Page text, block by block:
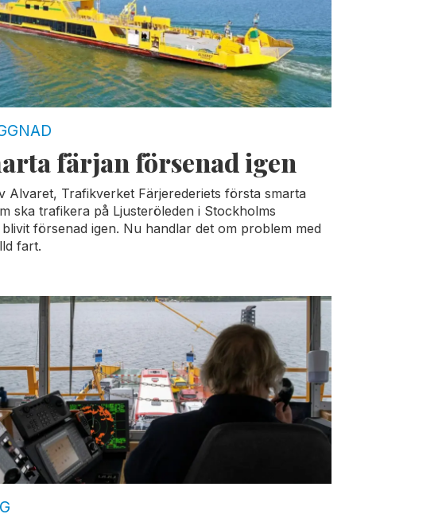
färjan försenad igen
Alvaret, Trafikverket Färjerederiets första smarta
ska trafikera på Ljusteröleden i Stockholms
försenad igen. Nu handlar det om problem med
fart.